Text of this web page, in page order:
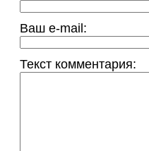
Ваш e-mail:
Текст комментария: